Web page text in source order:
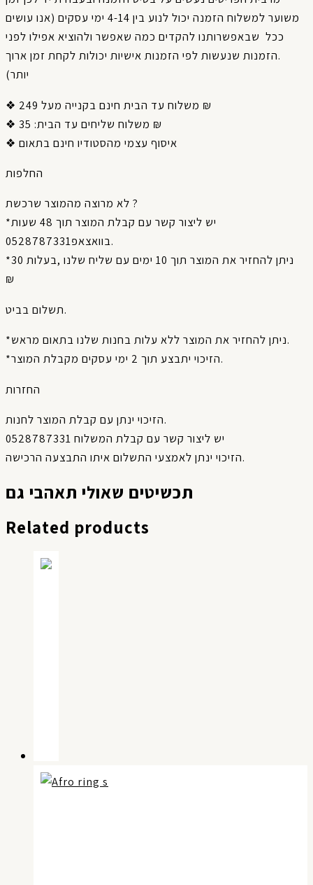
משוער למשלוח הזמנה יכול לנוע בין ימי עסקים (אנו עושים
ככל שבאפשרותנו להקדים כמה שאפשר ולהוציא אפילו לפני
.הזמנות שנעשות לפי הזמנות אישיות יכולות לקחת זמן ארוך
יותר)
❖ משלוח עד הבית חינם בקנייה מעל 249 ₪
❖ משלוח שליחים עד הבית: 35 ₪
❖ איסוף עצמי מהסטודיו חינם בתאום
החלפות
לא מרוצה מהמוצר שרכשת ?
*יש ליצור קשר עם קבלת המוצר תוך 48 שעות
בוואצאפ0528787331.
*ניתן להחזיר את המוצר תוך 10 ימים עם שליח שלנו ,בעלות 30
₪
תשלום בביט.
*ניתן להחזיר את המוצר ללא עלות בחנות שלנו בתאום מראש.
*הזיכוי יתבצע תוך 2 ימי עסקים מקבלת המוצר.
החזרות
הזיכוי ינתן עם קבלת המוצר לחנות.
יש ליצור קשר עם קבלת המשלוח 0528787331
הזיכוי ינתן לאמצעי התשלום איתו התבצעה הרכישה.
תכשיטים שאולי תאהבי גם
Related products